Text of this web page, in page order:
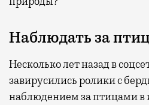
Наблюдать за
Несколько лет назад в
завирусились ролики с
наблюдением за птицами в